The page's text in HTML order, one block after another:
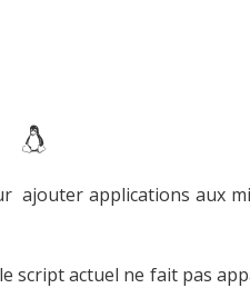
ajouter applications aux
script actuel ne fait pas